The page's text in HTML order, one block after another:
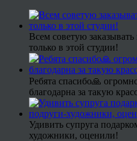
Всем советую
только в этой студии!
Ребята спасибо🙏
благодарна за такую
Удивить супруга
художники, оценили!